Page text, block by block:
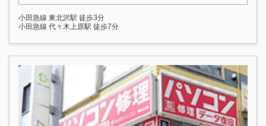
小田急線 東北沢駅 徒歩3分
小田急線 代々木上原駅 徒歩7分